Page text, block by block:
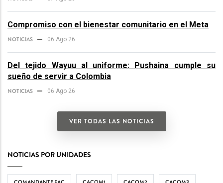
Compromiso con el bienestar comunitario en el Meta
NOTICIAS 06 Ago 26
Del tejido Wayuu al uniforme: Pushaina cumple su
sueño de servir a Colombia
NOTICIAS 06 Ago 26
VER TODAS LAS NOTICIAS
NOTICIAS POR UNIDADES